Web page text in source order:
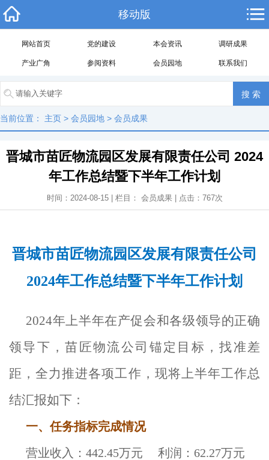
移动版
网站首页 党的建设 本会资讯 调研成果
产业广角 参阅资料 会员园地 联系我们
当前位置： 主页 > 会员园地 > 会员成果
晋城市苗匠物流园区发展有限责任公司 2024
年工作总结暨下半年工作计划
时间：2024-08-15 | 栏目： 会员成果| 点击： 767次
晋城市苗匠物流园区发展有限责任公司
2024年工作总结暨下半年工作计划
2024年上半年在产促会和各级领导的正确
领导下，苗匠物流公司锚定目标，找准差
距，全力推进各项工作，现将上半年工作总
结汇报如下：
一、任务指标完成情况
营业收入：442.45万元 利润：62.27万元